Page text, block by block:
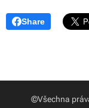
Share
©Všechna